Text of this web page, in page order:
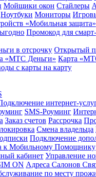
Мойщики окон Стайлеры
Ноутбуки Мониторы
«Мобильная защита»
Промокод для
в отсрочку Открытый
«МТС Деньги» Карта
с карты на карту
интернет-
SMS-Роуминг
Заказ счетов Рассрочка
Смена владельца
Подключение
к Мобильному Помощнику
кабинет Управление
ON Адреса Салонов
по месту